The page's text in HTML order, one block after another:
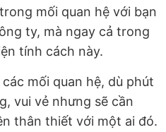
mối quan hệ với bạn
ty, mà ngay cả trong
tính cách này.
mối quan hệ, dù phút
vui vẻ nhưng sẽ cần
thân thiết với một ai đó.